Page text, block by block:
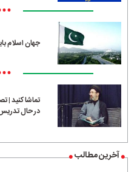
جهان اسلام
تماشا کنید |
در حال
آخرین مطالب